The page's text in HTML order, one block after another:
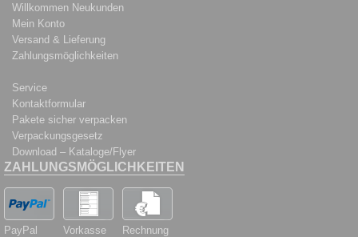
Willkommen Neukunden
Mein Konto
Versand & Lieferung
Zahlungsmöglichkeiten
Service
Kontaktformular
Pakete sicher verpacken
Verpackungsgesetz
Download – Kataloge/Flyer
ZAHLUNGSMÖGLICHKEITEN
PayPal Vorkasse Rechnung